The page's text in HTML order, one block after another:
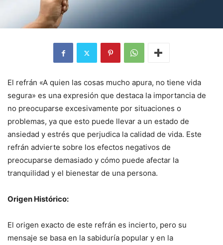
El refrán «A quien las cosas mucho apura, no tiene vida
segura» es una expresión que destaca la importancia de
no preocuparse excesivamente por situaciones o
problemas, ya que esto puede llevar a un estado de
ansiedad y estrés que perjudica la calidad de vida. Este
refrán advierte sobre los efectos negativos de
preocuparse demasiado y cómo puede afectar la
tranquilidad y el bienestar de una persona.
Origen Histórico:
El origen exacto de este refrán es incierto, pero su
mensaje se basa en la sabiduría popular y en la